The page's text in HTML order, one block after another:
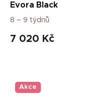
Evora Black
8 – 9 týdnů
7 020 Kč
Akce